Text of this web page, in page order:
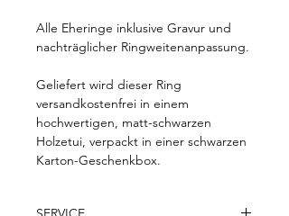
Alle Eheringe inklusive Gravur und
nachträglicher Ringweitenanpassung.
Geliefert wird dieser Ring
versandkostenfrei in einem
hochwertigen, matt-schwarzen
Holzetui, verpackt in einer schwarzen
Karton-Geschenkbox.